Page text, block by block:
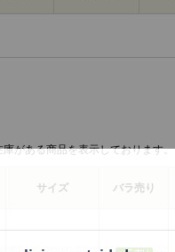
がある商品を表示しております。
サイズ バラ売り